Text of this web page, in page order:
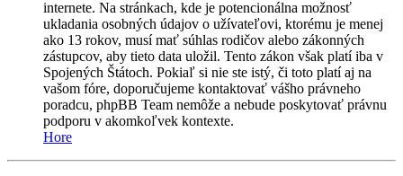
internete. Na stránkach, kde je potencionálna možnosť
ukladania osobných údajov o užívateľovi, ktorému je menej
ako 13 rokov, musí mať súhlas rodičov alebo zákonných
zástupcov, aby tieto data uložil. Tento zákon však platí iba v
Spojených Štátoch. Pokiaľ si nie ste istý, či toto platí aj na
vašom fóre, doporučujeme kontaktovať vášho právneho
poradcu, phpBB Team nemôže a nebude poskytovať právnu
podporu v akomkoľvek kontexte.
Hore